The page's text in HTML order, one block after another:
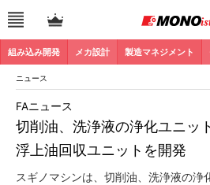
組み込み開発 メカ設計 製造マネジメント
ニュース
切削油、洗浄液の浄化ユニッ
浮上油回収ユニットを開発
FAニュース
スギノマシンは、切削油、洗浄液の浄